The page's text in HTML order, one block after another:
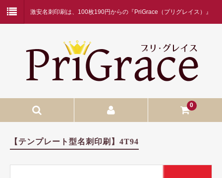
激安名刺印刷は、100枚190円からの『PriGrace（プリグレイス）』
0
入稿名刺印刷
【テンプレート型名刺印刷】4T94